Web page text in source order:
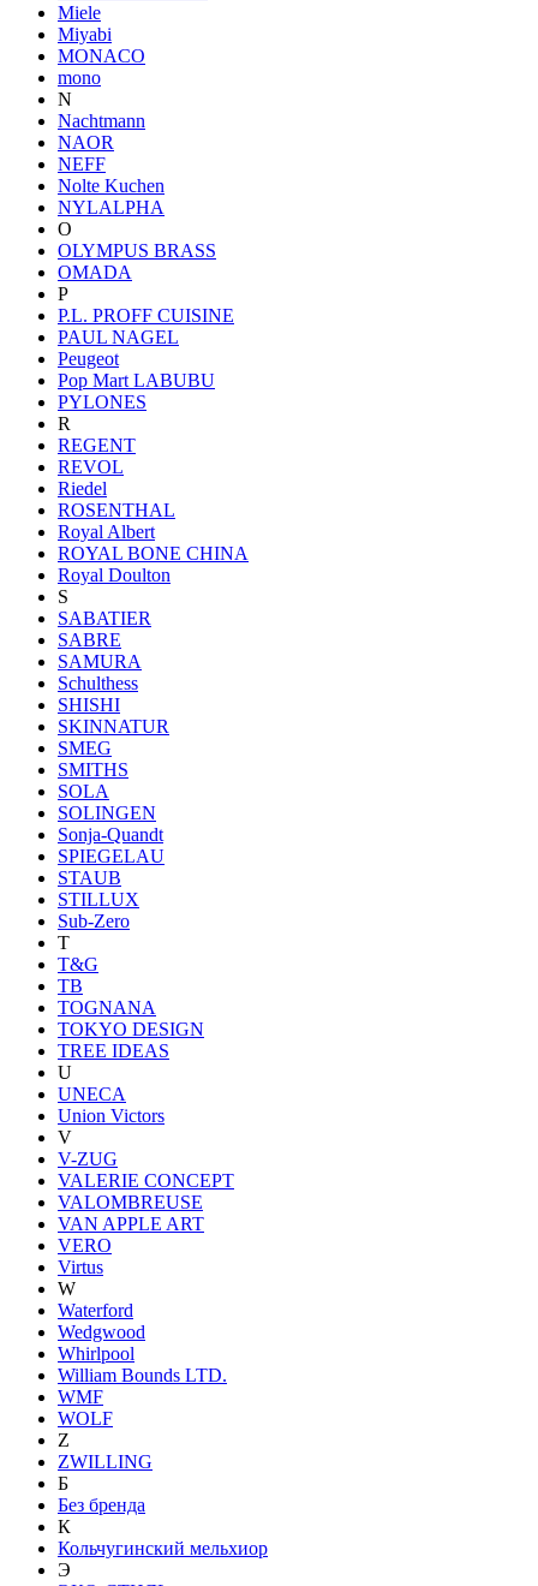
Miele
Miyabi
MONACO
mono
N
Nachtmann
NAOR
NEFF
Nolte Kuchen
NYLALPHA
O
OLYMPUS BRASS
OMADA
P
P.L. PROFF CUISINE
PAUL NAGEL
Peugeot
Pop Mart LABUBU
PYLONES
R
REGENT
REVOL
Riedel
ROSENTHAL
Royal Albert
ROYAL BONE CHINA
Royal Doulton
S
SABATIER
SABRE
SAMURA
Schulthess
SHISHI
SKINNATUR
SMEG
SMITHS
SOLA
SOLINGEN
Sonja-Quandt
SPIEGELAU
STAUB
STILLUX
Sub-Zero
T
T&G
TB
TOGNANA
TOKYO DESIGN
TREE IDEAS
U
UNECA
Union Victors
V
V-ZUG
VALERIE CONCEPT
VALOMBREUSE
VAN APPLE ART
VERO
Virtus
W
Waterford
Wedgwood
Whirlpool
William Bounds LTD.
WMF
WOLF
Z
ZWILLING
Б
Без бренда
К
Кольчугинский мельхиор
Э